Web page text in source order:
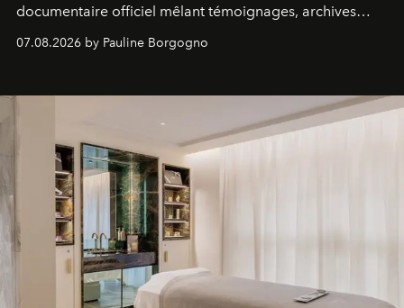
documentaire officiel mêlant témoignages, archives
inédites et plongée dans les coulisses d'un phénomène
générationnel.
07.08.2026 by Pauline Borgogno